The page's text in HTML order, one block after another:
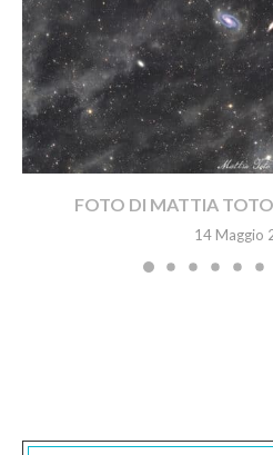
FOTO DI MATTIA
14 Maggio